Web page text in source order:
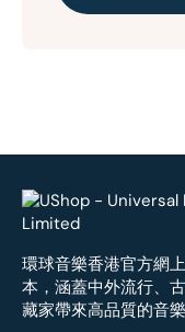
環球音樂香港官方網
本，涵蓋中外流行、
藏家帶來高品質的音